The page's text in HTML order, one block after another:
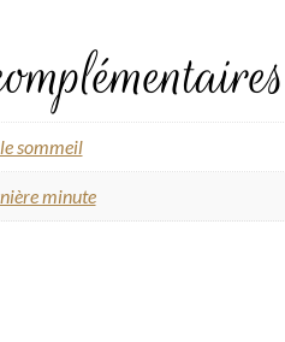
sommeil
minute